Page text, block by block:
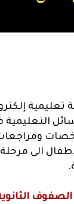
التعليمية
ومراجعات
الى